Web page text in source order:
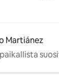
Martiánez